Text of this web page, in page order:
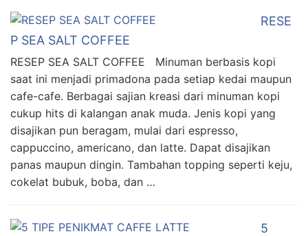
RESE
P SEA SALT COFFEE
RESEP SEA SALT COFFEE Minuman berbasis kopi
saat ini menjadi primadona pada setiap kedai maupun
cafe-cafe. Berbagai sajian kreasi dari minuman kopi
cukup hits di kalangan anak muda. Jenis kopi yang
disajikan pun beragam, mulai dari espresso,
cappuccino, americano, dan latte. Dapat disajikan
panas maupun dingin. Tambahan topping seperti keju,
cokelat bubuk, boba, dan …
5